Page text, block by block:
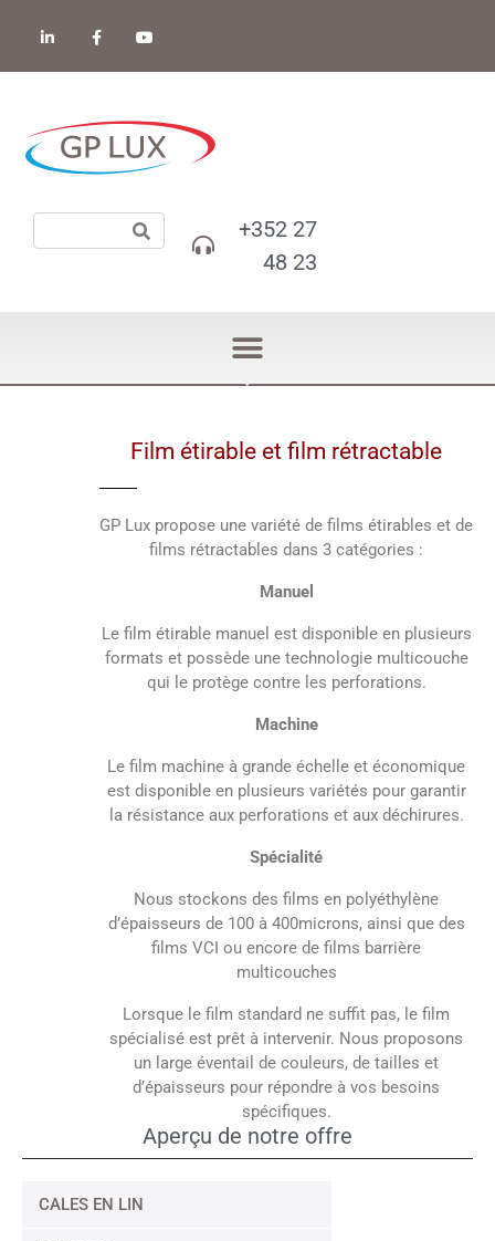
+352 27
48 23
Aperçu de notre offre
CALES EN LIN
Film étirable et film rétractable
GP Lux propose une variété de films étirables et de
films rétractables dans 3 catégories :
Manuel
Le film étirable manuel est disponible en plusieurs
formats et possède une technologie multicouche
qui le protège contre les perforations.
Machine
Le film machine à grande échelle et économique
est disponible en plusieurs variétés pour garantir
la résistance aux perforations et aux déchirures.
Spécialité
Nous stockons des films en polyéthylène
d’épaisseurs de 100 à 400microns, ainsi que des
films VCI ou encore de films barrière
multicouches
Lorsque le film standard ne suffit pas, le film
spécialisé est prêt à intervenir. Nous proposons
un large éventail de couleurs, de tailles et
d’épaisseurs pour répondre à vos besoins
spécifiques.